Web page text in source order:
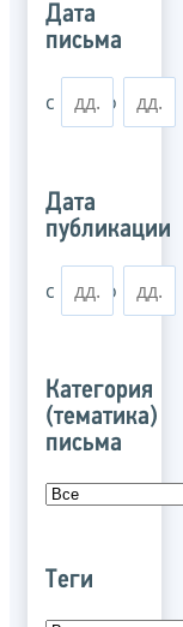
Дата
письма
с по
Дата
публикации
с по
Категория
(тематика)
письма
Теги